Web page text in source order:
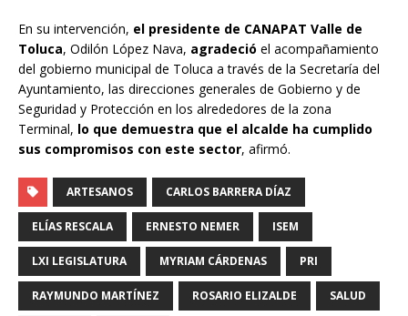
En su intervención, el presidente de CANAPAT Valle de
Toluca, Odilón López Nava, agradeció el acompañamiento
del gobierno municipal de Toluca a través de la Secretaría del
Ayuntamiento, las direcciones generales de Gobierno y de
Seguridad y Protección en los alrededores de la zona
Terminal, lo que demuestra que el alcalde ha cumplido
sus compromisos con este sector, afirmó.
ARTESANOS CARLOS BARRERA DÍAZ
ELÍAS RESCALA ERNESTO NEMER ISEM
LXI LEGISLATURA MYRIAM CÁRDENAS PRI
RAYMUNDO MARTÍNEZ ROSARIO ELIZALDE SALUD